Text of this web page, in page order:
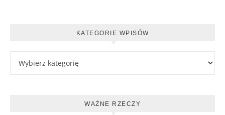
KATEGORIE WPISÓW
WAŻNE RZECZY